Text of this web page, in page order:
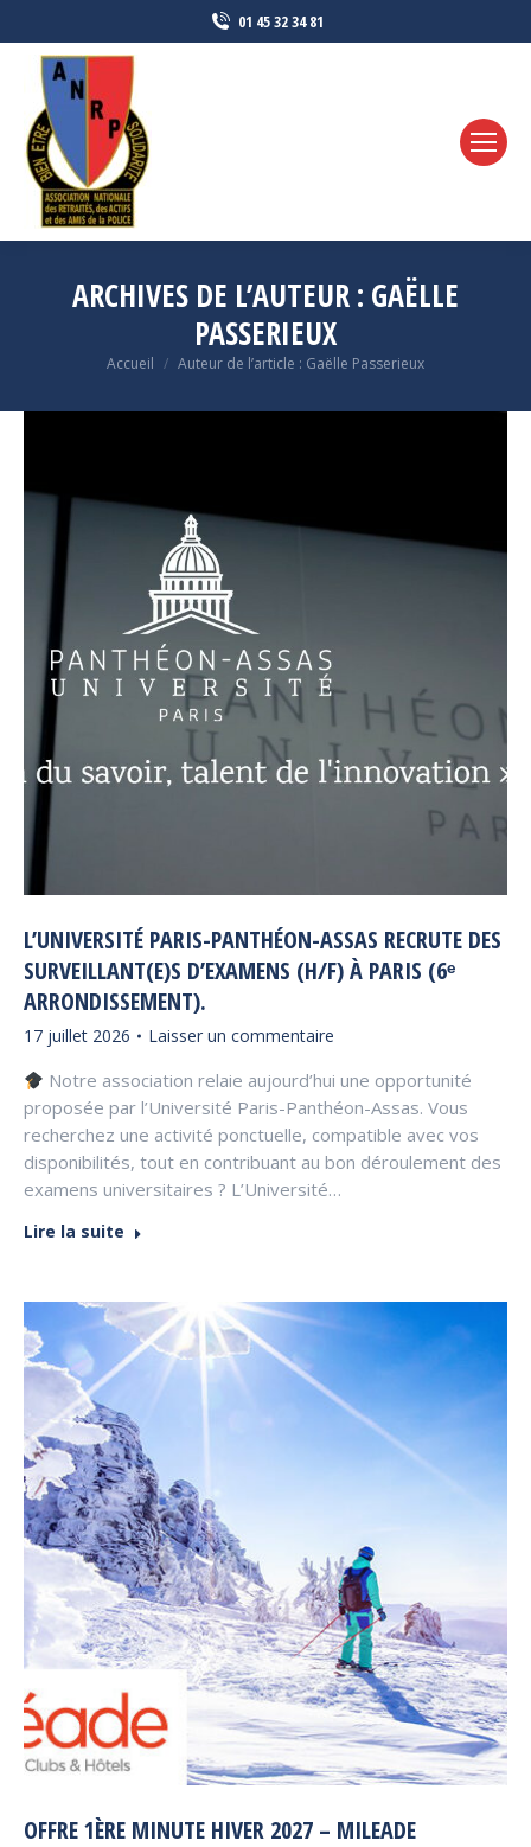
01 45 32 34 81
ARCHIVES DE L’AUTEUR : GAËLLE
PASSERIEUX
Vous êtes ici :
Accueil Auteur de l’article : Gaëlle Passerieux
L’UNIVERSITÉ PARIS-PANTHÉON-ASSAS RECRUTE DES
SURVEILLANT(E)S D’EXAMENS (H/F) À PARIS (6ᵉ
ARRONDISSEMENT).
17 juillet 2026 Laisser un commentaire
Notre association relaie aujourd’hui une opportunité
proposée par l’Université Paris-Panthéon-Assas. Vous
recherchez une activité ponctuelle, compatible avec vos
disponibilités, tout en contribuant au bon déroulement des
examens universitaires ? L’Université…
Lire la suite
OFFRE 1ÈRE MINUTE HIVER 2027 – MILEADE